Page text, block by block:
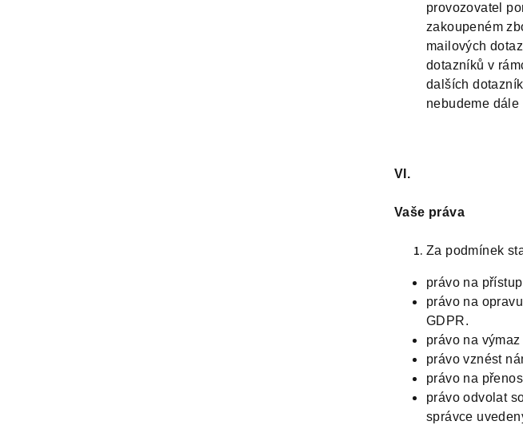
provozovatel
zakoupeném
mailových
dotazníků v
dalších
nebudeme dále
VI.
Vaše práva
Za podmínek
právo na
právo na
GDPR.
právo na
právo vznést
právo na
právo odvolat
správce